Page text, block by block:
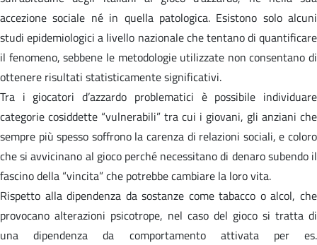
accezione sociale né in quella patologica. Esistono solo alcuni
studi epidemiologici a livello nazionale che tentano di quantificare
il fenomeno, sebbene le metodologie utilizzate non consentano di
ottenere risultati statisticamente significativi.
Tra i giocatori d’azzardo problematici è possibile individuare
categorie cosiddette “vulnerabili” tra cui i giovani, gli anziani che
sempre più spesso soffrono la carenza di relazioni sociali, e coloro
che si avvicinano al gioco perché necessitano di denaro subendo il
fascino della “vincita” che potrebbe cambiare la loro vita.
Rispetto alla dipendenza da sostanze come tabacco o alcol, che
provocano alterazioni psicotrope, nel caso del gioco si tratta di
una dipendenza da comportamento attivata per es.